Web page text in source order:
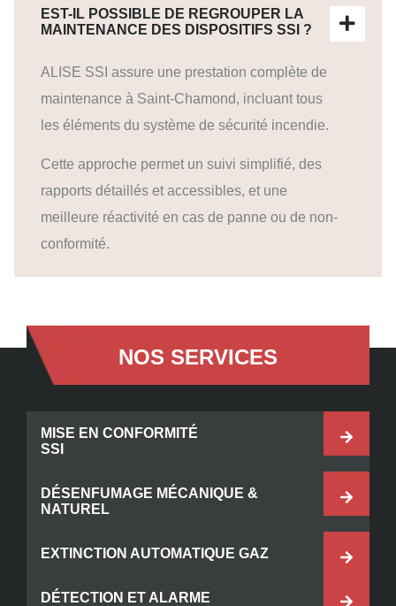
EST-IL POSSIBLE DE REGROUPER LA
MAINTENANCE DES DISPOSITIFS SSI ?
ALISE SSI assure une prestation complète de
maintenance à Saint-Chamond, incluant tous
les éléments du système de sécurité incendie.
Cette approche permet un suivi simplifié, des
rapports détaillés et accessibles, et une
meilleure réactivité en cas de panne ou de non-
conformité.
NOS SERVICES
MISE EN CONFORMITÉ
SSI
DÉSENFUMAGE MÉCANIQUE &
NATUREL
EXTINCTION AUTOMATIQUE GAZ
DÉTECTION ET ALARME